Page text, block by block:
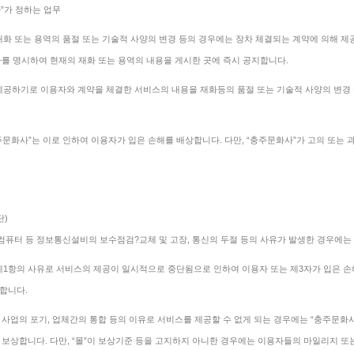
가 정하는 업무
또는 용역의 품절 또는 기술적 사양의 변경 등의 경우에는 장차 체결되는 계약에 의해
명시하여 현재의 재화 또는 용역의 내용을 게시한 곳에 즉시 공지합니다.
하기로 이용자와 계약을 체결한 서비스의 내용을 재화등의 품절 또는 기술적 사양의 변
화사”는 이로 인하여 이용자가 입은 손해를 배상합니다. 다만, “충주문화사”가 고의 또는
)
퓨터 등 정보통신설비의 보수점검?교체 및 고장, 통신의 두절 등의 사유가 발생한 경우에
항의 사유로 서비스의 제공이 일시적으로 중단됨으로 인하여 이용자 또는 제3자가 입은
니다.
업의 포기, 업체간의 통합 등의 이유로 서비스를 제공할 수 없게 되는 경우에는 “충주문
상합니다. 다만, “몰”이 보상기준 등을 고지하지 아니한 경우에는 이용자들의 마일리지